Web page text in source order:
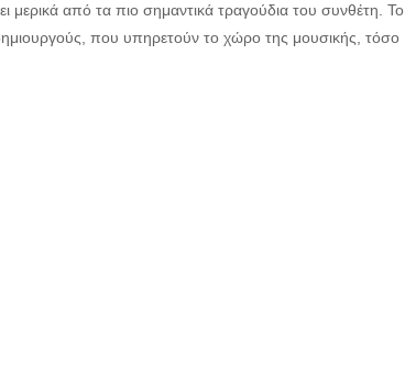
μερικά από τα πιο σημαντικά τραγούδια του συνθέτη. Το
που υπηρετούν το χώρο της μουσικής, τόσο